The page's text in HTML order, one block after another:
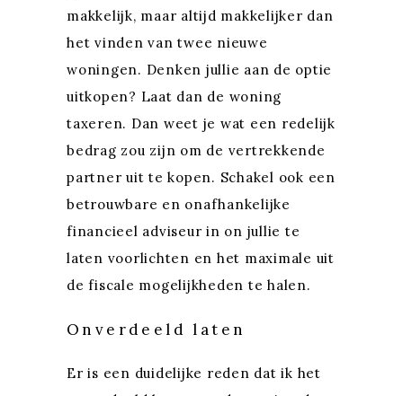
makkelijk, maar altijd makkelijker dan
het vinden van twee nieuwe
woningen. Denken jullie aan de optie
uitkopen? Laat dan de woning
taxeren. Dan weet je wat een redelijk
bedrag zou zijn om de vertrekkende
partner uit te kopen. Schakel ook een
betrouwbare en onafhankelijke
financieel adviseur in on jullie te
laten voorlichten en het maximale uit
de fiscale mogelijkheden te halen.
Onverdeeld laten
Er is een duidelijke reden dat ik het